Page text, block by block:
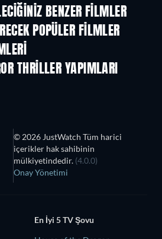
BENZER FILMLER
POPÜLER FILMLER
THRILLER YAPIMLARI
© 2026 JustWatch Tüm harici
içerikler hak sahibinin
mülkiyetindedir. (4.0.0)
Onay Yönetimi
En İyi 5 TV Şovu